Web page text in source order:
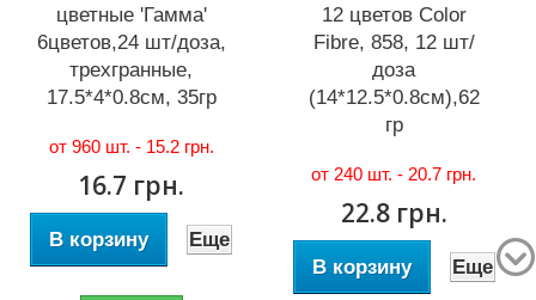
цветные 'Гамма'
6цветов,24 шт/доза,
трехгранные,
17.5*4*0.8см, 35гр
от 960 шт. - 15.2 грн.
16.7 грн.
В корзину Еще
12 цветов Color
Fibre, 858, 12 шт/
доза
(14*12.5*0.8см),62
гр
от 240 шт. - 20.7 грн.
22.8 грн.
В корзину Еще